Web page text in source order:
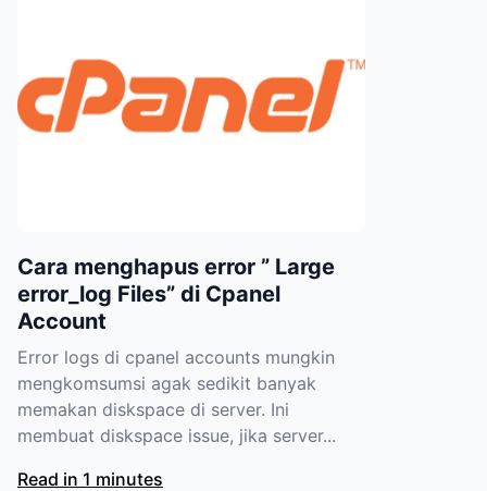
Cara menghapus error ” Large
error_log Files” di Cpanel
Account
Error logs di cpanel accounts mungkin
mengkomsumsi agak sedikit banyak
memakan diskspace di server. Ini
membuat diskspace issue, jika server...
Read in 1 minutes